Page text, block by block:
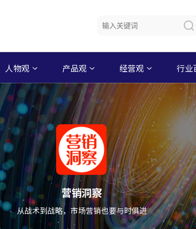
人物观 产品观 经营观 行业
营销洞察
从战术到战略，市场营销也要与时俱进